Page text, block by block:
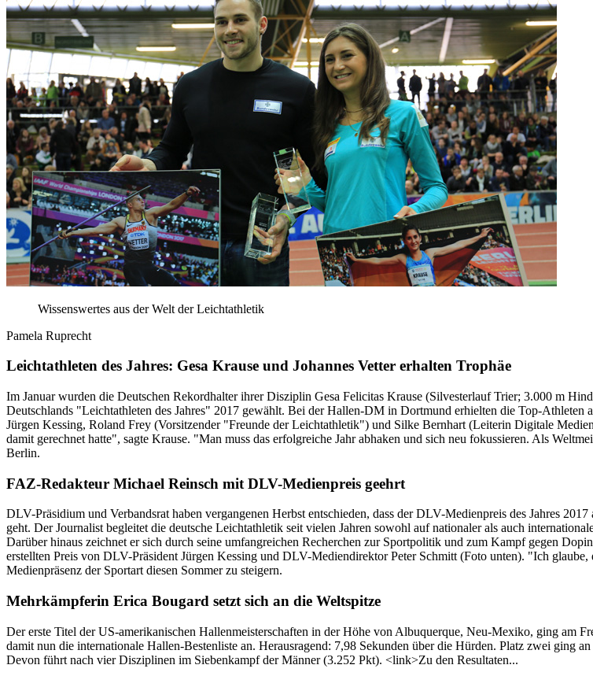
Wissenswertes aus der Welt der Leichtathletik
Pamela Ruprecht
Leichtathleten des Jahres: Gesa Krause und Johannes Vetter erhalten Trophäe
Im Januar wurden die Deutschen Rekordhalter ihrer Disziplin Gesa Felicitas Krause (Silvesterlauf Trier; 3.000 m
Deutschlands "Leichtathleten des Jahres" 2017 gewählt. Bei der Hallen-DM in Dortmund erhielten die Top-
Jürgen Kessing, Roland Frey (Vorsitzender "Freunde der Leichtathletik") und Silke Bernhart (Leiterin Digitale
damit gerechnet hatte", sagte Krause. "Man muss das erfolgreiche Jahr abhaken und sich neu fokussieren. Als
Berlin.
FAZ-Redakteur Michael Reinsch mit DLV-Medienpreis geehrt
DLV-Präsidium und Verbandsrat haben vergangenen Herbst entschieden, dass der DLV-Medienpreis des Jahres
geht. Der Journalist begleitet die deutsche Leichtathletik seit vielen Jahren sowohl auf nationaler als auch
Darüber hinaus zeichnet er sich durch seine umfangreichen Recherchen zur Sportpolitik und zum Kampf gegen
erstellten Preis von DLV-Präsident Jürgen Kessing und DLV-Mediendirektor Peter Schmitt (Foto unten). "Ich
Medienpräsenz der Sportart diesen Sommer zu steigern.
Mehrkämpferin Erica Bougard setzt sich an die Weltspitze
Der erste Titel der US-amerikanischen Hallenmeisterschaften in der Höhe von Albuquerque, Neu-Mexiko, ging am
damit nun die internationale Hallen-Bestenliste an. Herausragend: 7,98 Sekunden über die Hürden. Platz zwei ging
Devon führt nach vier Disziplinen im Siebenkampf der Männer (3.252 Pkt). <link>Zu den Resultaten...